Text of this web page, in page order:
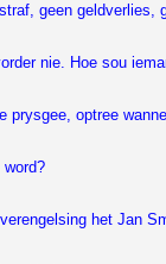
geen geldverlies,
nie. Hoe sou
prysgee, optree
het Jan